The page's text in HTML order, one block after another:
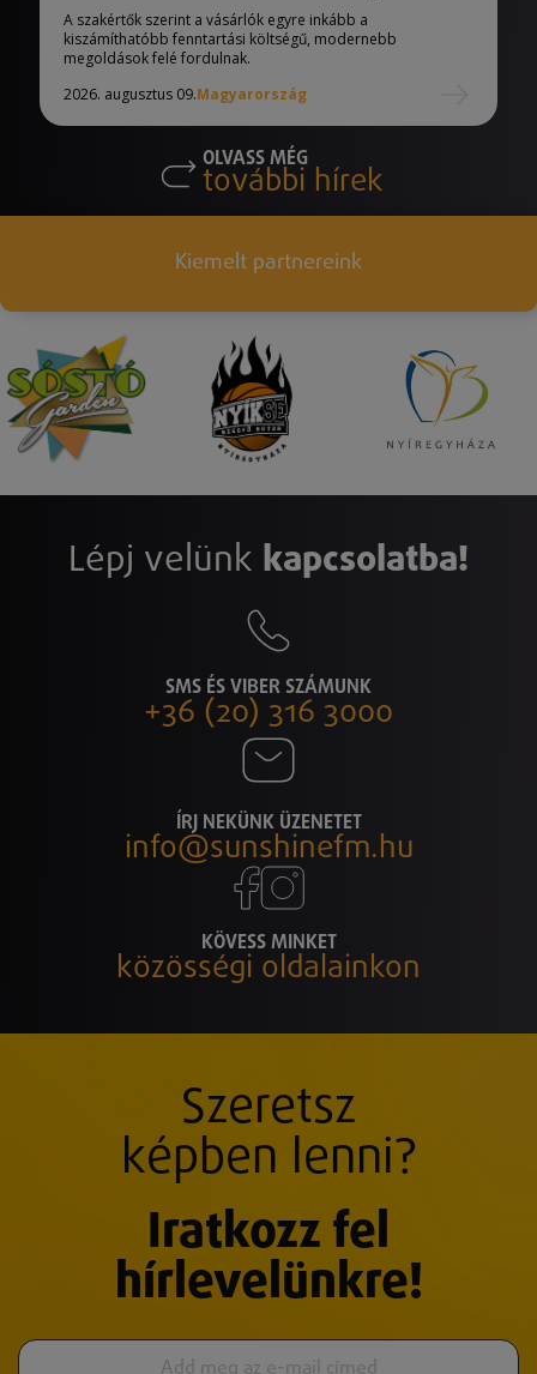
A szakértők szerint a vásárlók egyre inkább a
kiszámíthatóbb fenntartási költségű, modernebb
megoldások felé fordulnak.
2026. augusztus 09.Magyarország
OLVASS MÉG
további hírek
Kiemelt partnereink
Lépj velünk kapcsolatba!
SMS ÉS VIBER SZÁMUNK
+36 (20) 316 3000
ÍRJ NEKÜNK ÜZENETET
info@sunshinefm.hu
KÖVESS MINKET
közösségi oldalainkon
Szeretsz
képben lenni?
Iratkozz fel
hírlevelünkre!